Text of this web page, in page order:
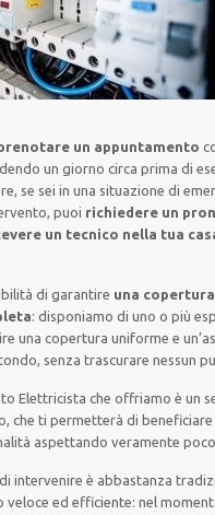
un appuntamento
un giorno circa prima di
se sei in una situazione di
, puoi richiedere un
un tecnico nella tua
di garantire una
:disponiamo di uno o più
una coperturauniforme e
, senzatrascurarenessun
Elettricistache offriamo èun
che tipermetterà di beneficiare
aspettando veramente
di intervenire è abbastanza
veloce ed efficiente: nel